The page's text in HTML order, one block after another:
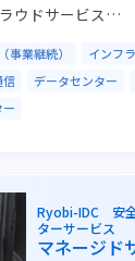
ウドサービス…
事業継続）
インフ
信
データセンター
Ryobi-IDC 安
ターサービス
マネージド